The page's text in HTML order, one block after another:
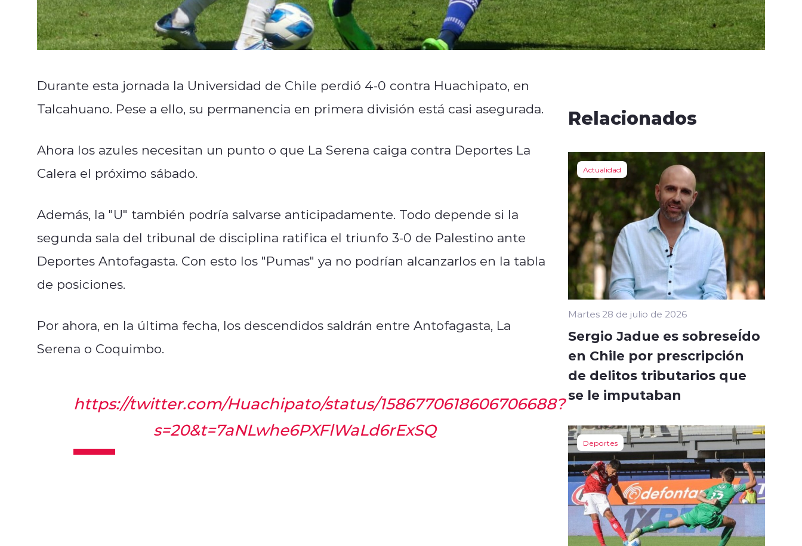
Durante esta jornada la Universidad de Chile perdió 4-0 contra Huachipato, en
Talcahuano. Pese a ello, su permanencia en primera división está casi asegurada.
Ahora los azules necesitan un punto o que La Serena caiga contra Deportes La
Calera el próximo sábado.
Además, la "U" también podría salvarse anticipadamente. Todo depende si la
segunda sala del tribunal de disciplina ratifica el triunfo 3-0 de Palestino ante
Deportes Antofagasta. Con esto los "Pumas" ya no podrían alcanzarlos en la tabla
de posiciones.
Por ahora, en la última fecha, los descendidos saldrán entre Antofagasta, La
Serena o Coquimbo.
https://twitter.com/Huachipato/status/1586770618606706688?
s=20&t=7aNLwhe6PXFlWaLd6rExSQ
Relacionados
Actualidad
Martes 28 de julio de 2026
Sergio Jadue es sobreseÍdo
en Chile por prescripción
de delitos tributarios que
se le imputaban
Deportes